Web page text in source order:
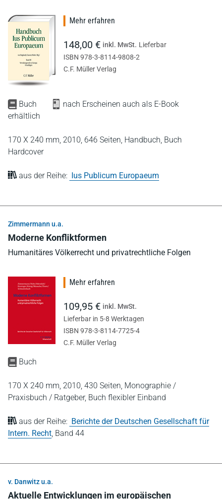
Buch
nach Erscheinen auch als E-Book
erhältlich
170 X 240 mm, 2010, 646 Seiten, Handbuch, Buch
Hardcover
aus der Reihe: Ius Publicum Europaeum
Mehr erfahren
148,00 € inkl. MwSt. Lieferbar
ISBN 978-3-8114-9808-2
C.F. Müller Verlag
Zimmermann u.a.
Moderne Konfliktformen
Humanitäres Völkerrecht und privatrechtliche Folgen
Buch
170 X 240 mm, 2010, 430 Seiten, Monographie /
Praxisbuch / Ratgeber, Buch flexibler Einband
aus der Reihe: Berichte der Deutschen Gesellschaft für
Intern. Recht, Band 44
Mehr erfahren
109,95 € inkl. MwSt.
Lieferbar in 5-8 Werktagen
ISBN 978-3-8114-7725-4
C.F. Müller Verlag
v. Danwitz u.a.
Aktuelle Entwicklungen im europäischen